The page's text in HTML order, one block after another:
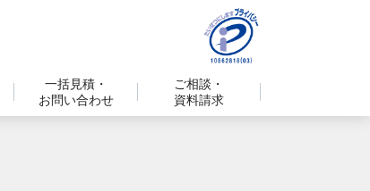
一括見積・
お問い合わせ
ご相談・
資料請求